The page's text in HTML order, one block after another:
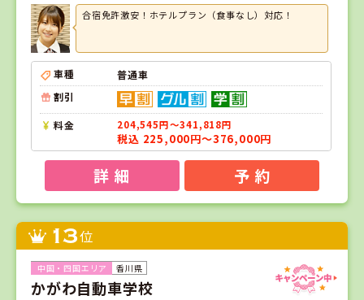
合宿免許激安！ホテルプラン（食事なし）対応！
車種
普通車
割引
料金 204,545円～341,818円
税込 225,000円～376,000円
詳 細 予 約
13位
香川県
かがわ自動車学校